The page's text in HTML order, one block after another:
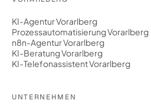
KI-Agentur Vorarlberg
Prozessautomatisierung Vorarlberg
n8n-Agentur Vorarlberg
KI-Beratung Vorarlberg
KI-Telefonassistent Vorarlberg
UNTERNEHMEN